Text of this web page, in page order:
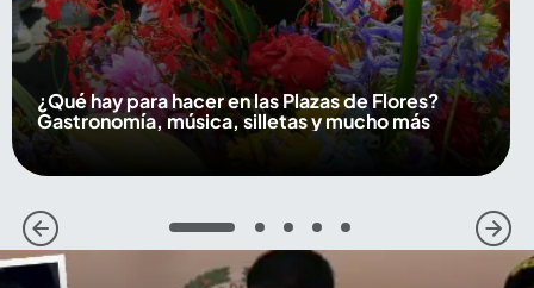
¿Qué hay para hacer en las Plazas de Flores?
Gastronomía, música, silletas y mucho más
1 2 3 4 5